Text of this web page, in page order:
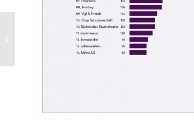
Statistics Jury Partner